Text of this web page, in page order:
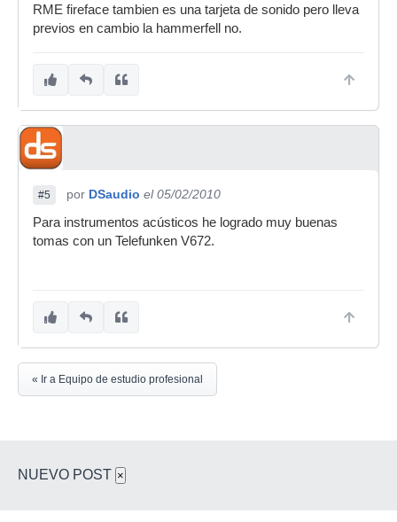
RME fireface tambien es una tarjeta de sonido pero lleva
previos en cambio la hammerfell no.
#5 por DSaudio el 05/02/2010
Para instrumentos acústicos he logrado muy buenas
tomas con un Telefunken V672.
« Ir a Equipo de estudio profesional
NUEVO POST ×